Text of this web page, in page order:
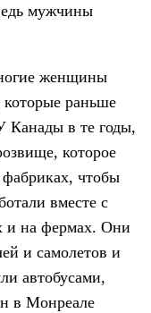
мужчины
женщины
раньше
Канады в те годы,
которое
чтобы
вместе с
и на фермах. Они
и самолетов и
автобусами,
в Монреале